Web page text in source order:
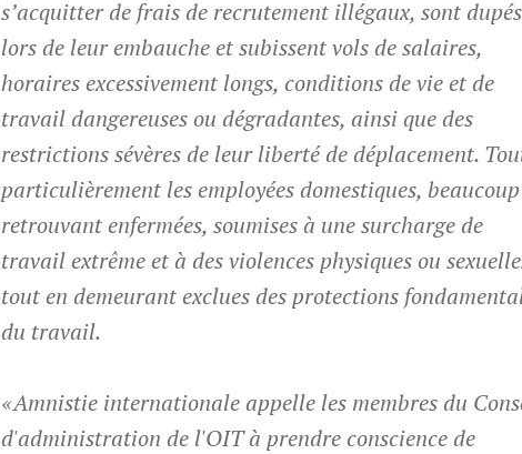
s’acquitter de frais de recrutement illégaux, sont dupés
lors de leur embauche et subissent vols de salaires,
horaires excessivement longs, conditions de vie et de
travail dangereuses ou dégradantes, ainsi que des
restrictions sévères de leur liberté de déplacement.
particulièrement les employées domestiques, beaucoup
retrouvant enfermées, soumises à une surcharge de
travail extrême et à des violences physiques ou
tout en demeurant exclues des protections
du travail.
« Amnistie internationale appelle les membres du
d'administration de l'OIT à prendre conscience de